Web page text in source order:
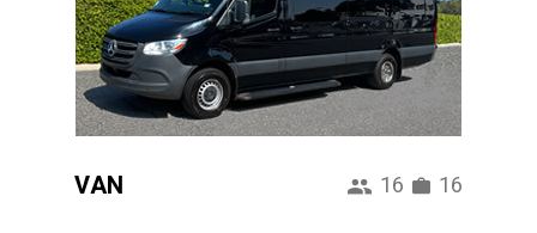
VAN 16 16